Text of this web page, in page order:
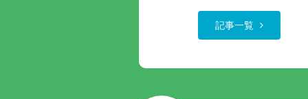
記事一覧